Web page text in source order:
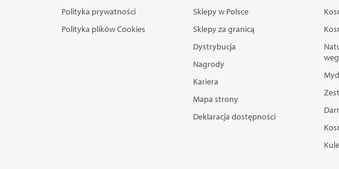
podczas korzystania z ich usług.
Polityka prywatności
Polityka plików Cookies
Sklepy w Polsce
Sklepy za granicą
Dystrybucja
Nagrody
Kariera
Mapa strony
Deklaracja dostępności